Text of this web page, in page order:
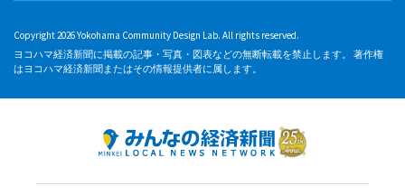
Copyright 2026 Yokohama Community Design Lab. All rights reserved.
ヨコハマ経済新聞に掲載の記事・写真・図表などの無断転載を禁止します。 著作権
はヨコハマ経済新聞またはその情報提供者に属します。